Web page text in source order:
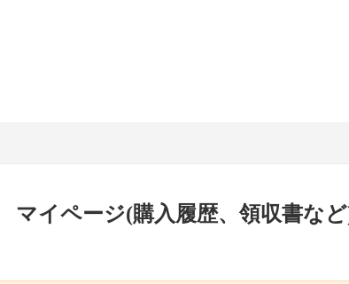
マイページ(購入履歴、領収書な